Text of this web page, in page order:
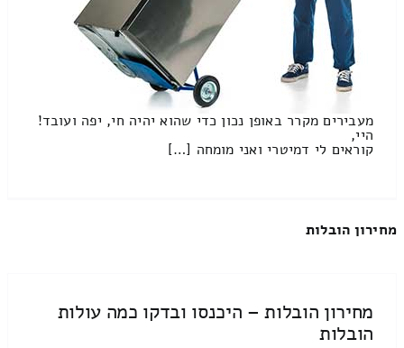
מעבירים מקרר באופן נכון כדי שהוא יהיה חי, יפה ועובד!
היי,
קוראים לי דמיטרי ואני מומחה […]
מחירון הובלות
מחירון הובלות – היכנסו ובדקו כמה עולות
הובלות